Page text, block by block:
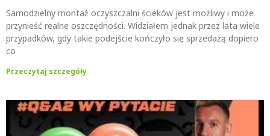
Samodzielny montaż oczyszczalni ścieków jest możliwy i może
przynieść realne oszczędności. Widziałem jednak przez lata wiele
przypadków, gdy takie podejście kończyło się sprzedażą dopiero
co
Przeczytaj szczegóły